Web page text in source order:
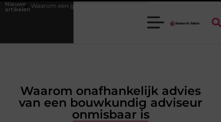
Nieuwe
artikelen
goede stukadoorgroothandel het werk van de stukadoor makkelijker
Waarom onafhankelijk advies
van een bouwkundig adviseur
onmisbaar is